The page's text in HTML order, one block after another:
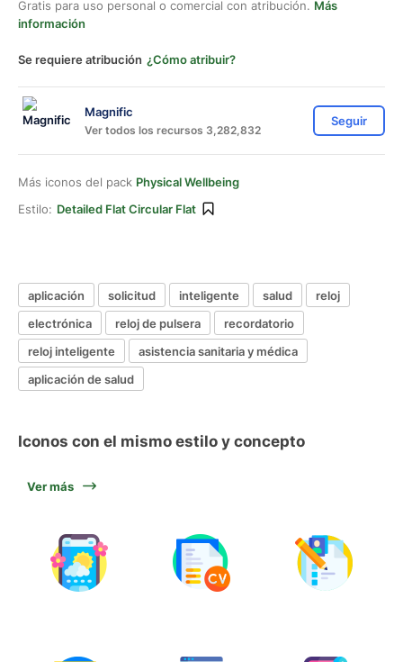
Gratis para uso personal o comercial con atribución. Más
información
Se requiere atribución ¿Cómo atribuir?
Magnific
Ver todos los recursos 3,282,832
Seguir
Más iconos del pack Physical Wellbeing
Estilo: Detailed Flat Circular Flat
aplicación solicitud inteligente salud
reloj
electrónica
reloj de pulsera
recordatorio
reloj inteligente
asistencia sanitaria y médica
aplicación de salud
Iconos con el mismo estilo y concepto
Ver más